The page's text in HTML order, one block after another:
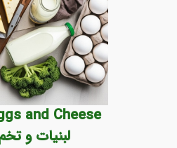
and Cheese
لبنیات و